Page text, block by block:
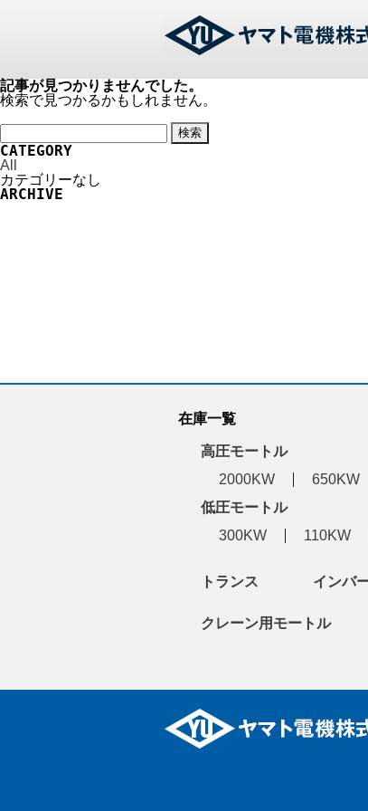
記事が見つかりませんでした。
検索で見つかるかもしれません。
検
索:
CATEGORY
All
カテゴリーなし
ARCHIVE
在庫一覧
高圧モートル
2000KW
650KW
低圧モートル
300KW
110KW
トランス インバ
クレーン用モートル